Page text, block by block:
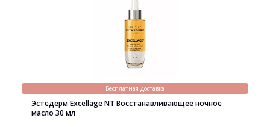
Бесплатная доставка
Эстедерм Excellage NT Восстанавливающее ночное
масло 30 мл